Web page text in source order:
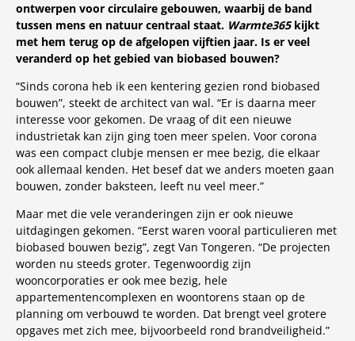
ontwerpen voor circulaire gebouwen, waarbij de band
tussen mens en natuur centraal staat. Warmte365kijkt
met hem terug op de afgelopen vijftien jaar. Is er veel
veranderd op het gebied van biobased bouwen?
“Sinds corona heb ik een kentering gezien rond biobased
bouwen”, steekt de architect van wal. “Er is daarna meer
interesse voor gekomen. De vraag of dit een nieuwe
industrietak kan zijn ging toen meer spelen. Voor corona
was een compact clubje mensen er mee bezig, die elkaar
ook allemaal kenden. Het besef dat we anders moeten gaan
bouwen, zonder baksteen, leeft nu veel meer.”
Maar met die vele veranderingen zijn er ook nieuwe
uitdagingen gekomen. “Eerst waren vooral particulieren met
biobased bouwen bezig”, zegt Van Tongeren. “De projecten
worden nu steeds groter. Tegenwoordig zijn
wooncorporaties er ook mee bezig, hele
appartementencomplexen en woontorens staan op de
planning om verbouwd te worden. Dat brengt veel grotere
opgaves met zich mee, bijvoorbeeld rond brandveiligheid.”